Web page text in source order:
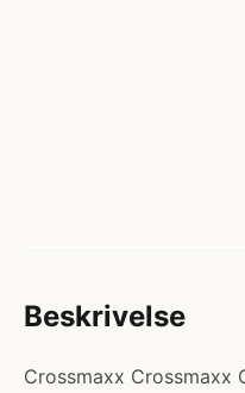
Beskrivelse
Crossmaxx Crossmaxx